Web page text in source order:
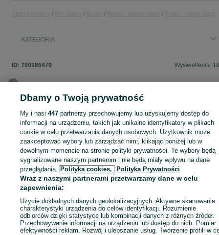
KATEGORIA
ID: 790186479 Wyświetlenia:
Zaloguj się lub załóż konto na OLX, aby skontaktować się z
sprzedającym
Zaloguj się / Załóż konto
Kup
Dbamy o Twoją prywatność
My i nasi447 partnerzy przechowujemy lub uzyskujemy dostęp do
informacji na urządzeniu, takich jak unikalne identyfikatory w plikach
cookie w celu przetwarzania danych osobowych. Użytkownik może
zaakceptować wybory lub zarządzać nimi, klikając poniżej lub w
dowolnym momencie na stronie polityki prywatności. Te wybory będą
sygnalizowane naszym partnerom i nie będą miały wpływu na dane
przeglądania. Polityka cookies, Polityka Prywatności
Wraz z naszymi partnerami przetwarzamy dane w celu
zapewnienia:
Użycie dokładnych danych geolokalizacyjnych. Aktywne skanowanie
charakterystyki urządzenia do celów identyfikacji. Rozumienie
odbiorców dzięki statystyce lub kombinacji danych z różnych źródeł.
Przechowywanie informacji na urządzeniu lub dostęp do nich. Pomiar
efektywności reklam. Rozwój i ulepszanie usług. Tworzenie profili w